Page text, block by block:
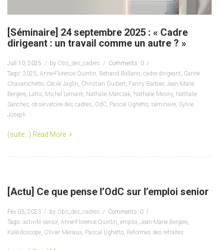
[Séminaire] 24 septembre 2025 : « Cadre
dirigeant : un travail comme un autre ? »
Juil 10, 2025 by Obs_des_cadres
Comments: 0
Tags: 2025, Anne-Florence Quintin, Betrand Ballarin, cadre dirigeant, Carine
Chavarochette, Cécile Jaglin, Christian Guibert, Fanny Barbier, Jean-Marie
Bergère, Latts, Michel Lemaire, Nathalie Marczak, Nathalie Mesny, Nathalie
Sanchez, observatoire des cadres, OdC, Pascal Ughetto, séminaire, Sylvie
Joseph
(suite…) Read More
[Actu] Ce que pense l’OdC sur l’emploi senior
Fév 03, 2023 by Obs_des_cadres
Comments: 0
Tags: activité senior, Anne-Florence Quintin, emploi, Jean-Marie Bergère,
Kaléidoscope, Olivier Mériaux, Pascal Ughetto, Réformes des retraites